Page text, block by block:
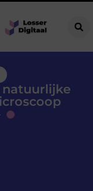
natuurlijke